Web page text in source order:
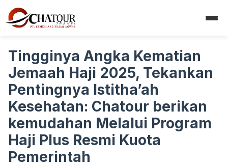
Tingginya Angka Kematian
Jemaah Haji 2025, Tekankan
Pentingnya Istitha’ah
Kesehatan: Chatour berikan
kemudahan Melalui Program
Haji Plus Resmi Kuota
Pemerintah